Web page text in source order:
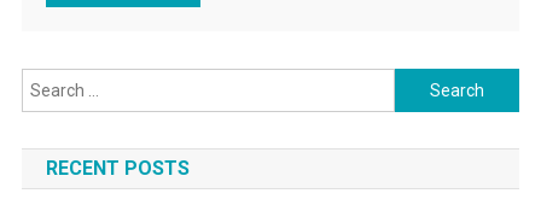
Search for:
RECENT POSTS